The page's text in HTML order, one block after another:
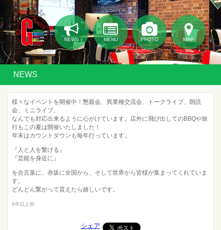
NEWS MENU PHOTO MAP
NEWS
様々なイベントを開催中！懇親会、異業種交流会、トークライブ、朗読
会、ミニライブ。
なんでも対応出来るように心がけています。店外に飛び出してのBBQや旅
行もこの夏は開催いたしました！
年末はカウントダウンも毎年行っています。
『人と人を繋げる』
『芸能を身近に』
を合言葉に、赤坂に全国から、そして世界から皆様が集まってくれていま
す。
どんどん繋がって貰えたら嬉しいです。
8年以上前
シェア